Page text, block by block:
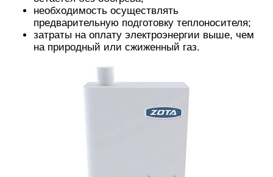
необходимость осуществлять
предварительную подготовку теплоносителя;
затраты на оплату электроэнергии выше, чем
на природный или сжиженный газ.